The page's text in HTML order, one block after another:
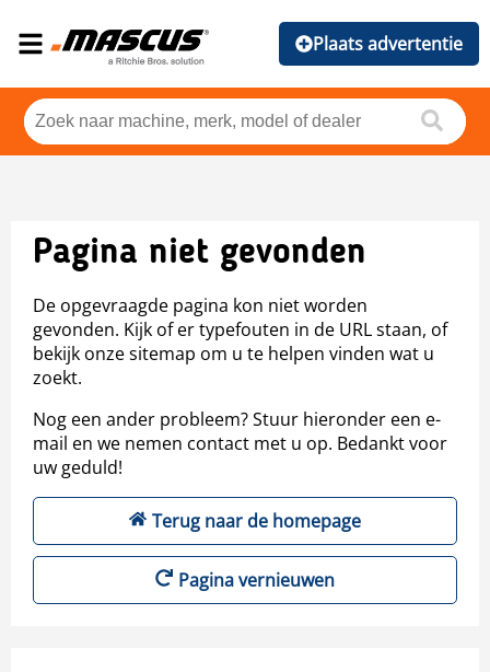
Plaats advertentie
Pagina niet gevonden
De opgevraagde pagina kon niet worden
gevonden. Kijk of er typefouten in de URL staan, of
bekijk onze sitemap om u te helpen vinden wat u
zoekt.
Nog een ander probleem? Stuur hieronder een e-
mail en we nemen contact met u op. Bedankt voor
uw geduld!
Terug naar de homepage
Pagina vernieuwen